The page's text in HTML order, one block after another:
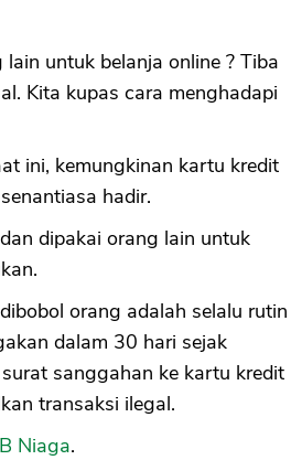
untuk belanja online ? Tiba
Kita kupas cara menghadapi
ini, kemungkinan kartu kredit
hadir.
dipakai orang lain untuk
dibobol orang adalah selalu rutin
dalam 30 hari sejak
sanggahan ke kartu kredit
transaksi ilegal.
Niaga.